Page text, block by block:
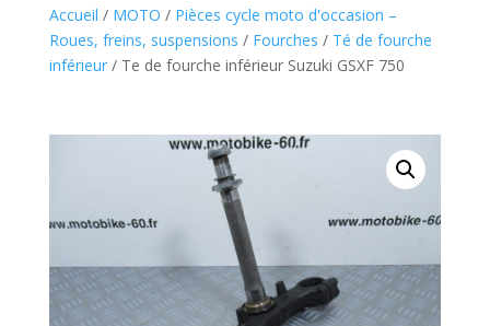
Accueil / MOTO / Pièces cycle moto d'occasion –
Roues, freins, suspensions / Fourches / Té de fourche
inférieur/ Te de fourche inférieur Suzuki GSXF 750